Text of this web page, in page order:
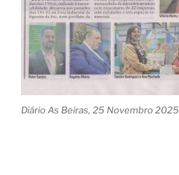
Diário As Beiras, 25 Novembro 2025